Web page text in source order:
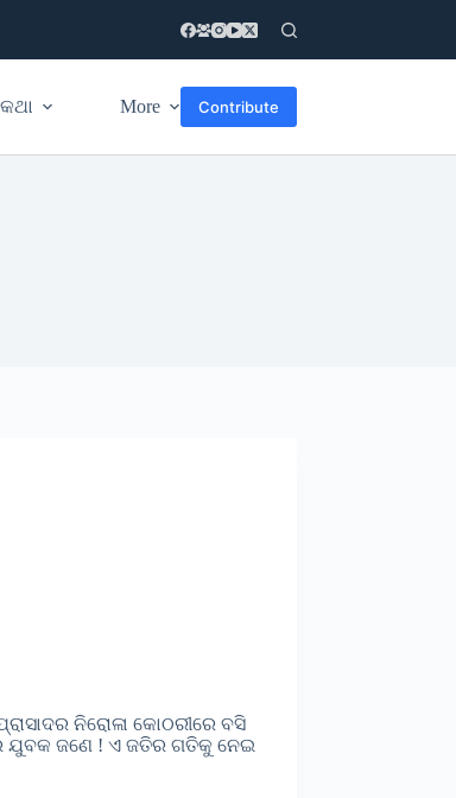
More Contribute
ନିରୋଳା କୋଠରୀରେ ବସି
ଯୁବକ ଜଣେ ! ଏ ଜତିର ଗତିକୁ ନେଇ